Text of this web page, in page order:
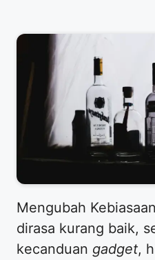
Mengubah
dirasa kurang baik,
kecanduan gadget,